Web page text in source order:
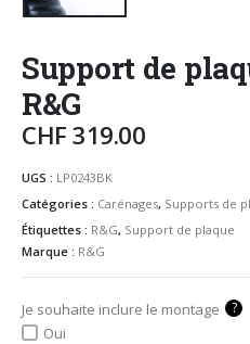
Support de
R&G
CHF319.00
UGS : LP0243BK
Catégories : Carénages, Supports de
Étiquettes : R&G, Support de plaque
Marque : R&G
Je souhaite inclure le montage ?
Oui